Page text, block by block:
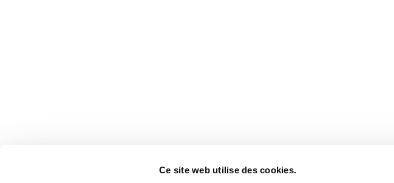
Ce site web utilise des cookies.